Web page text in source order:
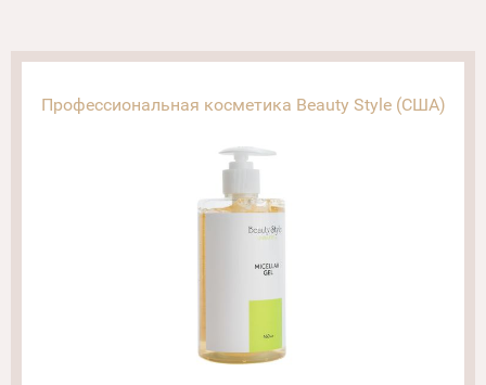
Профессиональная косметика Beauty Style (США)